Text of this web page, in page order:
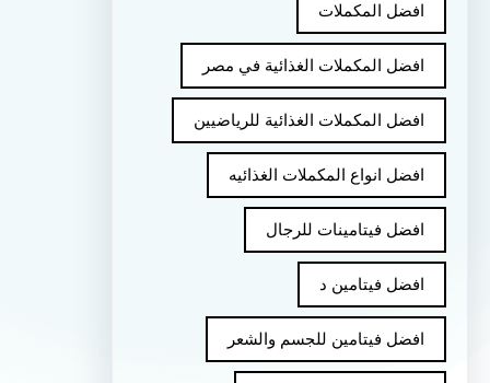
افضل المكملات
افضل المكملات الغذائية في مصر
افضل المكملات الغذائية للرياضيين
افضل انواع المكملات الغذائيه
افضل فيتامينات للرجال
افضل فيتامين د
افضل فيتامين للجسم والشعر